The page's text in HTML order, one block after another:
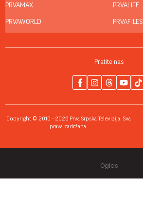
PRVAMAX
PRVAWORLD
PRVALIFE
PRVAFILES
Pratite nas
Copyright © 2010 - 2026 Prva Srpska Televizija. Sva
prava zadržana.